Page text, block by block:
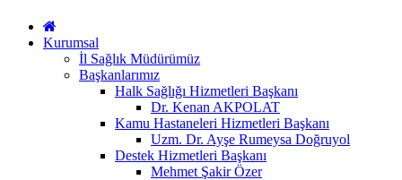
Kurumsal
İl Sağlık Müdürümüz
Başkanlarımız
Halk Sağlığı Hizmetleri Başkanı
Dr. Kenan AKPOLAT
Kamu Hastaneleri Hizmetleri Başkanı
Uzm. Dr. Ayşe Rumeysa Doğruyol
Destek Hizmetleri Başkanı
Mehmet Şakir Özer